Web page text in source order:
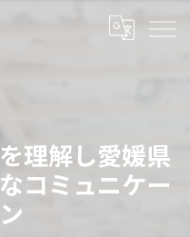
理解し愛媛県
コミュニケー